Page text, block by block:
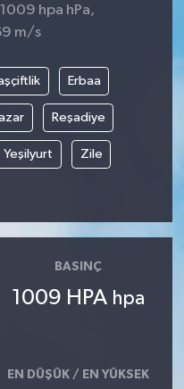
hpa hPa,
m/s
Erbaa
Reşadiye
Yeşilyurt Zile
BASINÇ
1009 HPA hpa
EN DÜŞÜK / EN YÜKSEK